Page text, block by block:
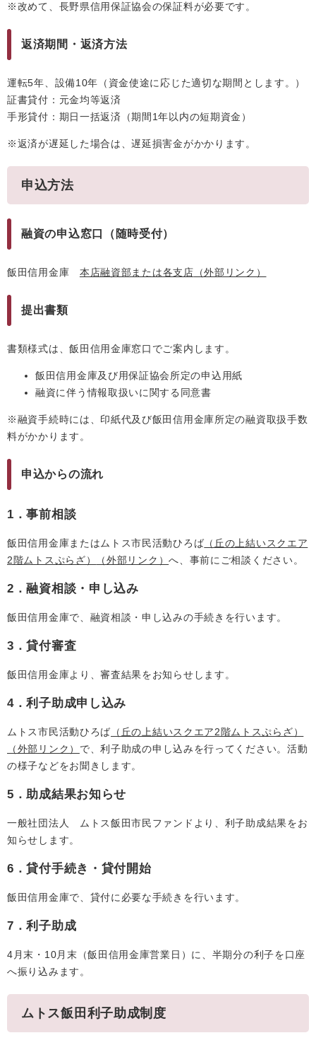
※改めて、長野県信用保証協会の保証料が必要です。
返済期間・返済方法
運転5年、設備10年（資金使途に応じた適切な期間とします。）
証書貸付：元金均等返済
手形貸付：期日一括返済（期間1年以内の短期資金）
※返済が遅延した場合は、遅延損害金がかかります。
申込方法
融資の申込窓口（随時受付）
飯田信用金庫 本店融資部または各支店 （外部リンク）
提出書類
書類様式は、飯田信用金庫窓口でご案内します。
飯田信用金庫及び用保証協会所定の申込用紙
融資に伴う情報取扱いに関する同意書
※融資手続時には、印紙代及び飯田信用金庫所定の融資取扱手数
料がかかります。
申込からの流れ
1．事前相談
飯田信用金庫またはムトス市民活動ひろば （丘の上結いスクエア
2階ムトスぷらざ）
（外部リンク）へ、事前にご相談ください。
2．融資相談・申し込み
飯田信用金庫で、融資相談・申し込みの手続きを行います。
3．貸付審査
飯田信用金庫より、審査結果をお知らせします。
4．利子助成申し込み
ムトス市民活動ひろば （丘の上結いスクエア2階ムトスぷらざ）
（外部リンク） で、利子助成の申し込みを行ってください。活動
の様子などをお聞きします。
5．助成結果お知らせ
一般社団法人 ムトス飯田市民ファンドより、利子助成結果をお
知らせします。
6．貸付手続き・貸付開始
飯田信用金庫で、貸付に必要な手続きを行います。
7．利子助成
4月末・10月末（飯田信用金庫営業日）に、半期分の利子を口座
へ振り込みます。
ムトス飯田利子助成制度